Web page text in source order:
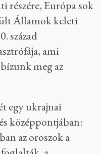
részére, Európa sok
Államok keleti
század
ami
meg az
egy ukrajnai
középpontjában:
az oroszok a